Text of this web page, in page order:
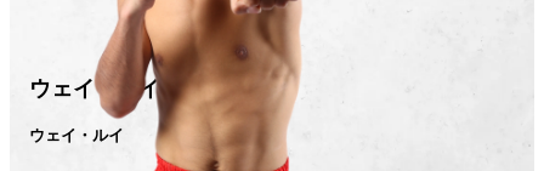
ウェイ・ルイ
ウェイ・ルイ